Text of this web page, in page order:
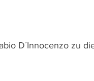
D´Innocenzo zu